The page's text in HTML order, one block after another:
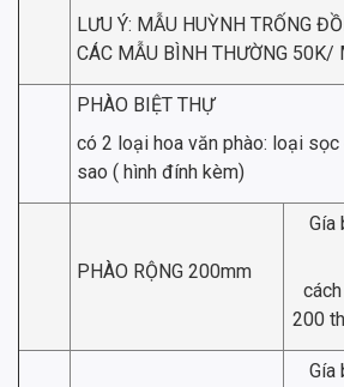
LƯU Ý: MẪU HUỲNH TRỐNG
CÁC MẪU BÌNH THƯỜNG 50K/
PHÀO BIỆT THỰ
có 2 loại hoa văn phào: loại
sao ( hình đính kèm)
PHÀO RỘNG 200mm
Gía
200
Gía